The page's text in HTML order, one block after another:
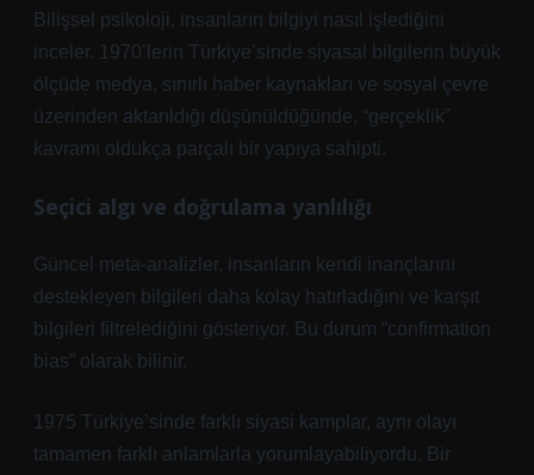
Bilişsel psikoloji, insanların bilgiyi nasıl işlediğini
inceler. 1970’lerin Türkiye’sinde siyasal bilgilerin büyük
ölçüde medya, sınırlı haber kaynakları ve sosyal çevre
üzerinden aktarıldığı düşünüldüğünde, “gerçeklik”
kavramı oldukça parçalı bir yapıya sahipti.
Seçici algı ve doğrulama yanlılığı
Güncel meta-analizler, insanların kendi inançlarını
destekleyen bilgileri daha kolay hatırladığını ve karşıt
bilgileri filtrelediğini gösteriyor. Bu durum “confirmation
bias” olarak bilinir.
1975 Türkiye’sinde farklı siyasi kamplar, aynı olayı
tamamen farklı anlamlarla yorumlayabiliyordu. Bir